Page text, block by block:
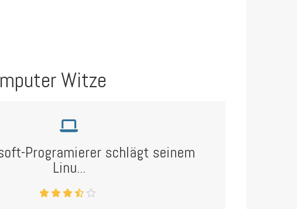
Witze
Programierer schlägt seinem
Linu...